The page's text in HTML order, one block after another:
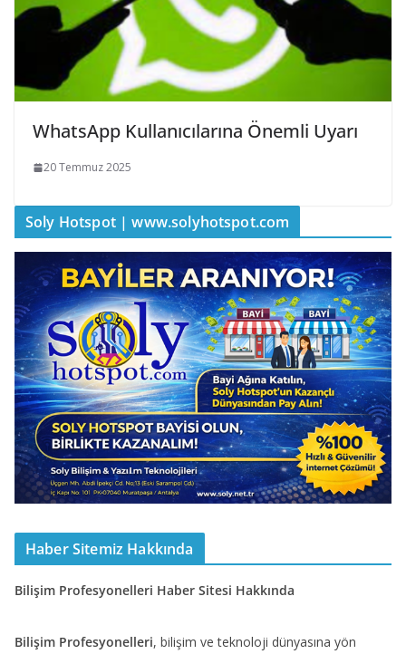
WhatsApp Kullanıcılarına Önemli Uyarı
20 Temmuz 2025
Soly Hotspot | www.solyhotspot.com
Haber Sitemiz Hakkında
Bilişim Profesyonelleri Haber Sitesi Hakkında
Bilişim Profesyonelleri, bilişim ve teknoloji dünyasına yön